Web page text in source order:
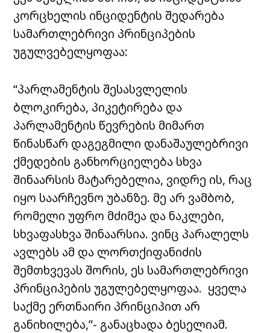
კორცხელის ინციდენტის შედარება
სამართლებრივი პრინციპების
უგულვებელყოფაა:
“პარლამენტის შესასვლელის
ბლოკირება, პიკეტირება და
პარლამენტის წევრების მიმართ
წინასწარ დაგეგმილი დანაშაულებრივი
ქმედების განხორციელება სხვა
შინაარსის მატარებელია, ვიდრე ის, რაც
იყო საარჩევნო უბანზე. მე არ ვამბობ,
რომელი უფრო მძიმეა და ნაკლები,
სხვაფასხვა შინაარსია. ვინც პარალელს
ავლებს ამ და ლორთქიფანიძის
შემთხვევას შორის, ეს სამართლებრივი
პრინციპების უგულებელყოფაა. ყველა
საქმე ერთნაირი პრინციპით არ
განიხილება,”- განაცხადა ბესელიამ.